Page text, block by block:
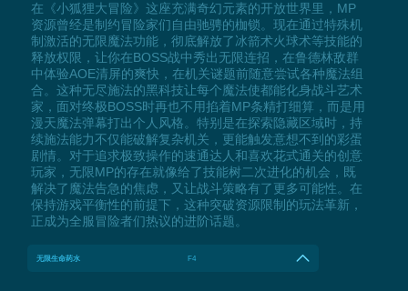
在《小狐狸大冒险》这座充满奇幻元素的开放世界里，MP
资源曾经是制约冒险家们自由驰骋的枷锁。现在通过特殊机
制激活的无限魔法功能，彻底解放了冰箭术火球术等技能的
释放权限，让你在BOSS战中秀出无限连招，在鲁德林敌群
中体验AOE清屏的爽快，在机关谜题前随意尝试各种魔法组
合。这种无尽施法的黑科技让每个魔法使都能化身战斗艺术
家，面对终极BOSS时再也不用掐着MP条精打细算，而是用
漫天魔法弹幕打出个人风格。特别是在探索隐藏区域时，持
续施法能力不仅能破解复杂机关，更能触发意想不到的彩蛋
剧情。对于追求极致操作的速通达人和喜欢花式通关的创意
玩家，无限MP的存在就像给了技能树二次进化的机会，既
解决了魔法告急的焦虑，又让战斗策略有了更多可能性。在
保持游戏平衡性的前提下，这种突破资源限制的玩法革新，
正成为全服冒险者们热议的进阶话题。
无限生命药水 F4